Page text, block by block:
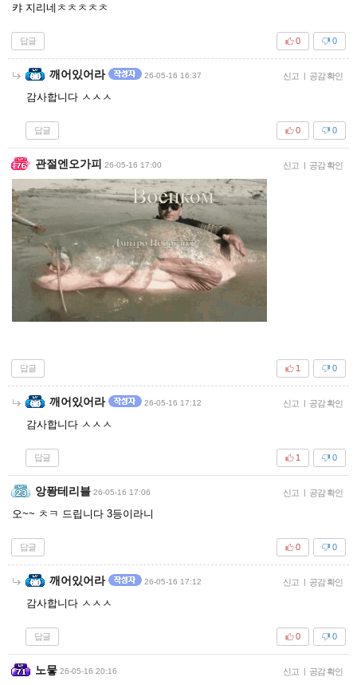
캬 지리네ㅊㅊㅊㅊㅊ
답글 0
0
깨어있어라 26-05-16 16:37 신고 | 공감 확인
감사합니다 ㅅㅅㅅ
답글 0
0
관절엔오가피 26-05-16 17:00 신고 | 공감 확인
답글 0
1
깨어있어라 26-05-16 17:12 신고 | 공감 확인
감사합니다 ㅅㅅㅅ
답글 0
1
앙퐝테리블 26-05-16 17:06 신고 | 공감 확인
오~~ ㅊㅋ 드립니다 3등이라니
답글 0
0
깨어있어라 26-05-16 17:12 신고 | 공감 확인
감사합니다 ㅅㅅㅅ
답글 0
0
노뭏 26-05-16 20:16 신고 | 공감 확인